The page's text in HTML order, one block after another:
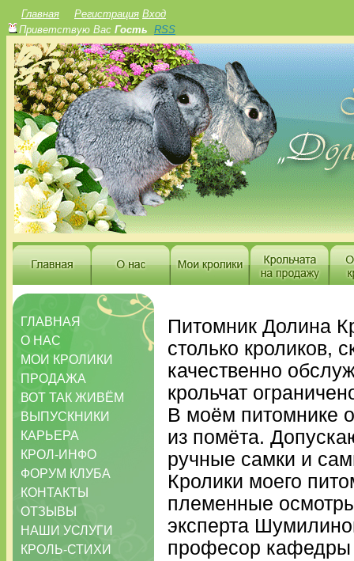
Главная Регистрация Вход
Приветствую Вас Гость RSS
ГЛАВНАЯ
О НАС
МОИ КРОЛИКИ
ПРОДАЖА
ВОТ ТАК ЖИВЁМ
ВЫПУСКНИКИ
КАРЬЕРА
КРОЛ-ИНФО
ФОРУМ КЛУБА
КОНТАКТЫ
ОТЗЫВЫ
НАШИ УСЛУГИ
КРОЛЬ-СТИХИ
Питомник Долина
столько кроликов,
качественно
крольчат
В моём питомнике
из помёта.
ручные самки и
Кролики моего
племенные
эксперта
професор кафедры